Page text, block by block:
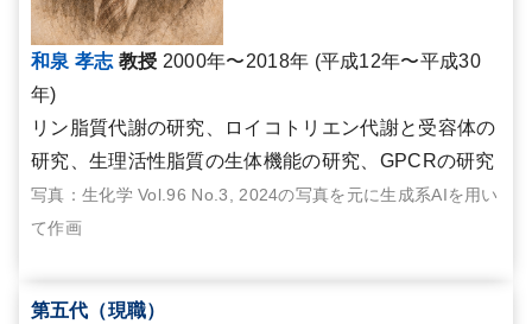
和泉 孝志教授 2000年〜2018年 (平成12年〜平成30
年)
リン脂質代謝の研究、ロイコトリエン代謝と受容体の
研究、生理活性脂質の生体機能の研究、GPCRの研究
写真：生化学 Vol.96 No.3, 2024の写真を元に生成系AIを用い
て作画
第五代（現職）